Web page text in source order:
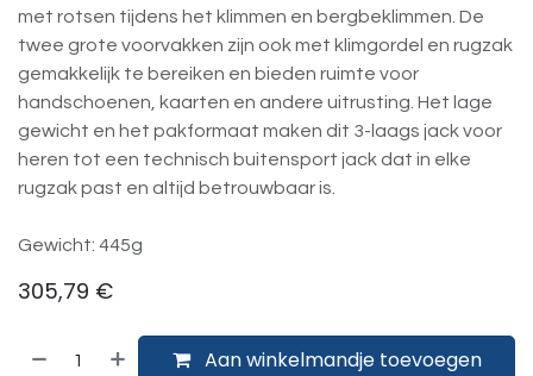
met rotsen tijdens het klimmen en bergbeklimmen. De
twee grote voorvakken zijn ook met klimgordel en rugzak
gemakkelijk te bereiken en bieden ruimte voor
handschoenen, kaarten en andere uitrusting. Het lage
gewicht en het pakformaat maken dit 3-laags jack voor
heren tot een technisch buitensport jack dat in elke
rugzak past en altijd betrouwbaar is.
Gewicht: 445g
305,79 €
Aan winkelmandje toevoegen